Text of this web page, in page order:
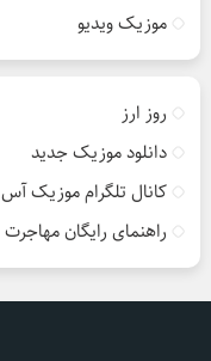
موزیک ویدیو
روز ارز
دانلود موزیک جدید
کانال تلگرام موزیک آس
راهنمای رایگان مهاجرت